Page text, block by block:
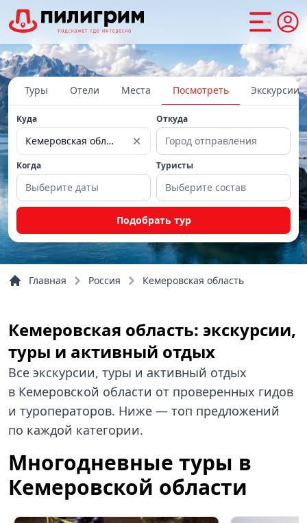
Туры Отели Места Посмотреть Экскурсии
Куда
Кемеровская область ✕
Откуда
Город отправления
Когда
Выберите даты
Туристы
Выберите состав
Подобрать тур
Главная Россия Кемеровская область
Кемеровская область: экскурсии,
туры и активный отдых
Все экскурсии, туры и активный отдых
в Кемеровской области от проверенных гидов
и туроператоров. Ниже — топ предложений
по каждой категории.
Многодневные туры в
Кемеровской области